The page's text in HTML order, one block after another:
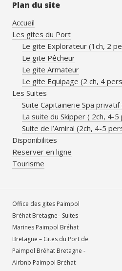
Plan du site
Accueil
Les gites du Port
Le gite Explorateur (1ch, 2
Le gite Pêcheur
Le gite Armateur
Le gite Equipage (2 ch, 4
Les Suites
Suite Capitainerie Spa privatif
La suite du Skipper ( 2ch, 4-5
Suite de l’Amiral (2ch, 4-5
Disponibilites
Reserver en ligne
Tourisme
Office des gites Paimpol
Bréhat Bretagne– Suites
Marines Paimpol Bréhat
Bretagne – Gites du Port de
Paimpol Bréhat Bretagne -
Airbnb Paimpol Bréhat